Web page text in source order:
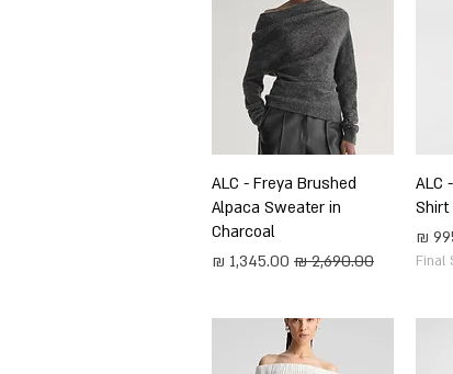
ALC
Shirt
מבצע
Final
תצוגה מהירה
ALC - Freya Brushed
Alpaca Sweater in
Charcoal
מחיר רגיל
מחיר מבצע